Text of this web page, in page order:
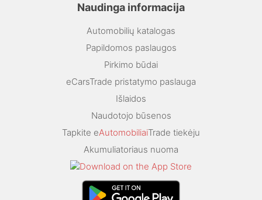
Naudinga informacija
Automobilių katalogas
Papildomos paslaugos
Pirkimo būdai
eCarsTrade pristatymo paslauga
Išlaidos
Naudotojo būsenos
Tapkite eAutomobiliaiTrade tiekėju
Akumuliatoriaus nuoma